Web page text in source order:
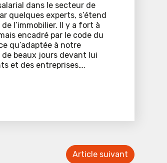
dans le secteur de
quelques experts, s’étend
l’immobilier. Il y a fort à
encadré par le code du
qu’adaptée à notre
beaux jours devant lui
et des entreprises….
Article suivant